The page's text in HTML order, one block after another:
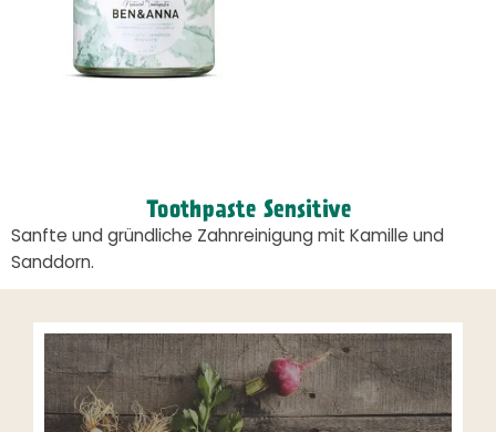
Toothpaste Sensitive
Sanfte und gründliche Zahnreinigung mit Kamille und
Sanddorn.